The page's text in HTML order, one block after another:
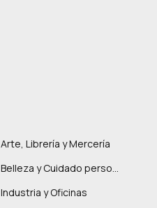
Arte, Librería y Mercería
Belleza y Cuidado personal
Industria y Oficinas